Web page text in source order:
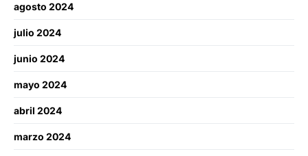
agosto 2024
julio 2024
junio 2024
mayo 2024
abril 2024
marzo 2024